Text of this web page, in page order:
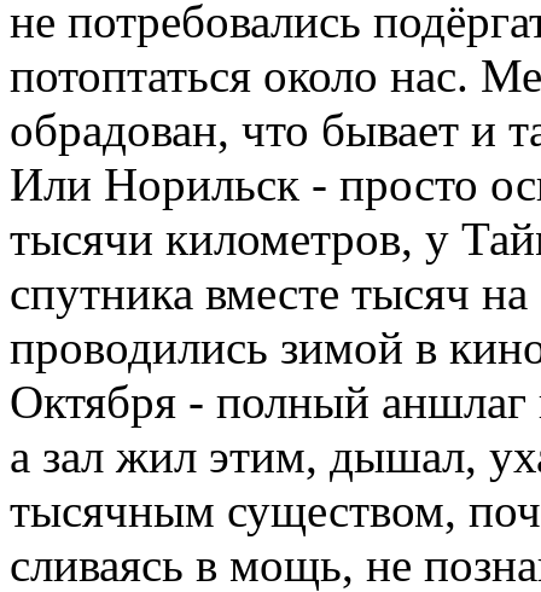
не потребовались
потоптаться около нас.
обрадован, что бывает и
Или Норильск - просто
тысячи километров, у
спутника вместе тысяч
проводились зимой в
Октября - полный
а зал жил этим, дышал,
тысячным существом,
сливаясь в мощь, не